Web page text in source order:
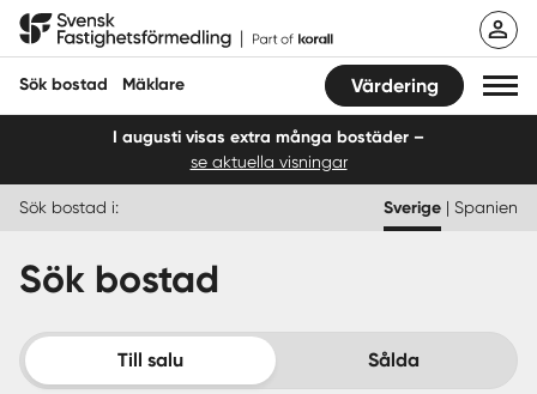
Hoppa
Svensk Fastighetsförmedling
Sök bostad Mäklare Värdering
Sälja
Köpa
I augusti visas extra många bostäder –
se aktuella visningar
Sök bostad i: Sverige | Spanien
Sök bostad
Till salu Sålda